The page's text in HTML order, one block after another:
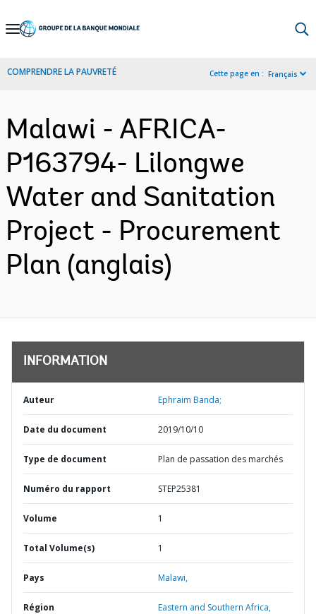
Skip
Navigation
COMPRENDRE LA PAUVRETÉ Cette page en : Français
Malawi - AFRICA-
P163794- Lilongwe
Water and Sanitation
Project - Procurement
Plan (anglais)
INFORMATION
Auteur Ephraim Banda;
Date du document 2019/10/10
Type de document Plan de passation des marchés
Numéro du rapport STEP25381
Volume 1
Total Volume(s) 1
Pays Malawi,
Région Eastern and Southern Africa,